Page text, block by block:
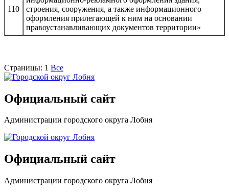
110
строения, сооружения, а также информационного
оформления прилегающей к ним на основании
правоустанавливающих документов территории»
Страницы: 1 Все
Официальный сайт
Администрации городского округа Лобня
Официальный сайт
Администрации городского округа Лобня